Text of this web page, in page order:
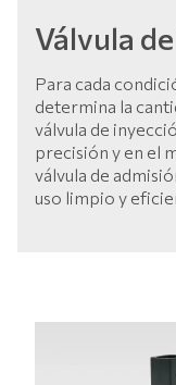
Válvula
Para cada
determina la
válvula de
precisión y en el
válvula de
uso limpio y